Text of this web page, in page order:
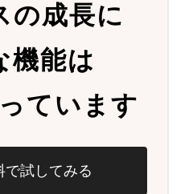
の成長に
機能は
ています
で試してみる